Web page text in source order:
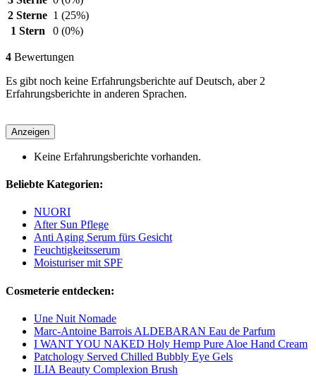
2 Sterne 1 (25%)
1 Stern
0 (0%)
4 Bewertungen
Es gibt noch keine Erfahrungsberichte auf Deutsch, aber 2
Erfahrungsberichte in anderen Sprachen.
Anzeigen
Keine Erfahrungsberichte vorhanden.
Beliebte Kategorien:
NUORI
After Sun Pflege
Anti Aging Serum fürs Gesicht
Feuchtigkeitsserum
Moisturiser mit SPF
Cosmeterie entdecken:
Une Nuit Nomade
Marc-Antoine Barrois ALDEBARAN Eau de Parfum
I WANT YOU NAKED Holy Hemp Pure Aloe Hand Cream
Patchology Served Chilled Bubbly Eye Gels
ILIA Beauty Complexion Brush